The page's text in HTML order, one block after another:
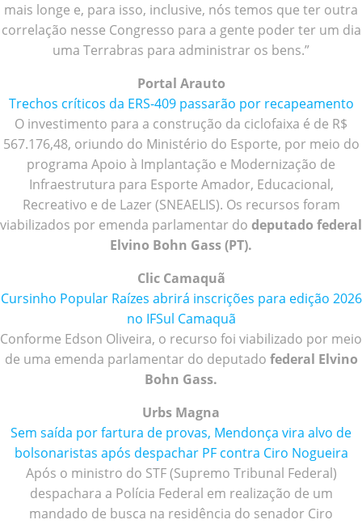
mais longe e, para isso, inclusive, nós temos que ter outra
correlação nesse Congresso para a gente poder ter um dia
uma Terrabras para administrar os bens.”
Portal Arauto
Trechos críticos da ERS-409 passarão por recapeamento
O investimento para a construção da ciclofaixa é de R$
567.176,48, oriundo do Ministério do Esporte, por meio do
programa Apoio à Implantação e Modernização de
Infraestrutura para Esporte Amador, Educacional,
Recreativo e de Lazer (SNEAELIS). Os recursos foram
viabilizados por emenda parlamentar do deputado federal
Elvino Bohn Gass (PT).
Clic Camaquã
Cursinho Popular Raízes abrirá inscrições para edição 2026
no IFSul Camaquã
Conforme Edson Oliveira, o recurso foi viabilizado por meio
de uma emenda parlamentar do deputado federal Elvino
Bohn Gass.
Urbs Magna
Sem saída por fartura de provas, Mendonça vira alvo de
bolsonaristas após despachar PF contra Ciro Nogueira
Após o ministro do STF (Supremo Tribunal Federal)
despachara a Polícia Federal em realização de um
mandado de busca na residência do senador Ciro